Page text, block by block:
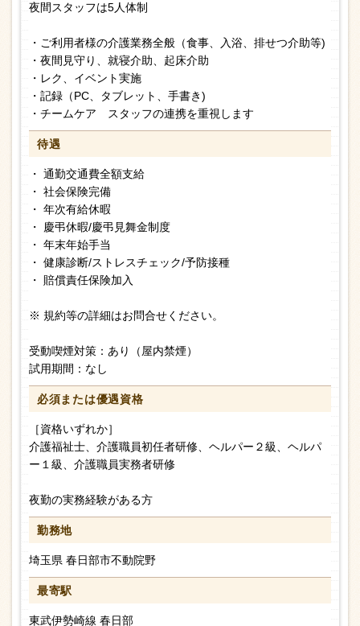
夜間スタッフは5人体制
・ご利用者様の介護業務全般（食事、入浴、排せつ介助等)
・夜間見守り、就寝介助、起床介助
・レク、イベント実施
・記録（PC、タブレット、手書き)
・チームケア スタッフの連携を重視します
待遇
・ 通勤交通費全額支給
・ 社会保険完備
・ 年次有給休暇
・ 慶弔休暇/慶弔見舞金制度
・ 年末年始手当
・ 健康診断/ストレスチェック/予防接種
・ 賠償責任保険加入
※ 規約等の詳細はお問合せください。
受動喫煙対策：あり（屋内禁煙）
試用期間：なし
必須または優遇資格
［資格いずれか］
介護福祉士、介護職員初任者研修、ヘルパー２級、ヘルパ
ー１級、介護職員実務者研修
夜勤の実務経験がある方
勤務地
埼玉県 春日部市不動院野
最寄駅
東武伊勢崎線 春日部